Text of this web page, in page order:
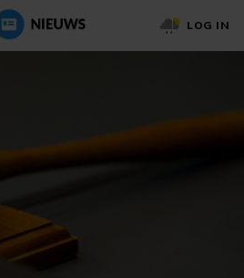
LOG IN